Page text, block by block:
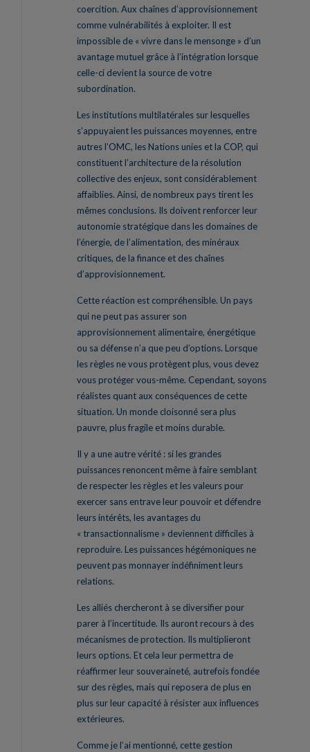
coercition. Aux chaînes d’approvisionnement
comme vulnérabilités à exploiter. Il est
impossible de « vivre dans le mensonge » d’un
avantage mutuel grâce à l’intégration lorsque
celle-ci devient la source de votre
subordination.
Les institutions multilatérales sur lesquelles
s’appuyaient les puissances moyennes, entre
autres l’OMC, les Nations unies et la COP, qui
constituent l’architecture de la résolution
collective des enjeux, sont considérablement
affaiblies. Ainsi, de nombreux pays tirent les
mêmes conclusions. Ils doivent renforcer leur
autonomie stratégique dans les domaines de
l’énergie, de l’alimentation, des minéraux
critiques, de la finance et des chaînes
d’approvisionnement.
Cette réaction est compréhensible. Un pays
qui ne peut pas assurer son
approvisionnement alimentaire, énergétique
ou sa défense n’a que peu d’options. Lorsque
les règles ne vous protègent plus, vous devez
vous protéger vous-même. Cependant, soyons
réalistes quant aux conséquences de cette
situation. Un monde cloisonné sera plus
pauvre, plus fragile et moins durable.
Il y a une autre vérité : si les grandes
puissances renoncent même à faire semblant
de respecter les règles et les valeurs pour
exercer sans entrave leur pouvoir et défendre
leurs intérêts, les avantages du
« transactionnalisme » deviennent difficiles à
reproduire. Les puissances hégémoniques ne
peuvent pas monnayer indéfiniment leurs
relations.
Les alliés chercheront à se diversifier pour
parer à l’incertitude. Ils auront recours à des
mécanismes de protection. Ils multiplieront
leurs options. Et cela leur permettra de
réaffirmer leur souveraineté, autrefois fondée
sur des règles, mais qui reposera de plus en
plus sur leur capacité à résister aux influences
extérieures.
Comme je l’ai mentionné, cette gestion